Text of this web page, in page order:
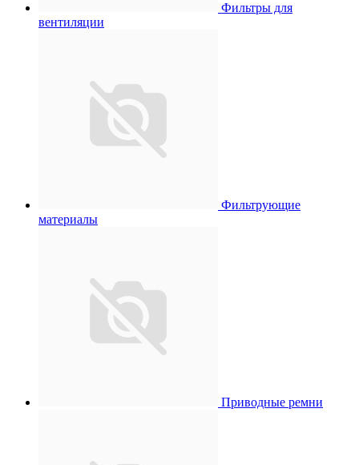
Фильтры для
вентиляции
Фильтрующие
материалы
Приводные ремни